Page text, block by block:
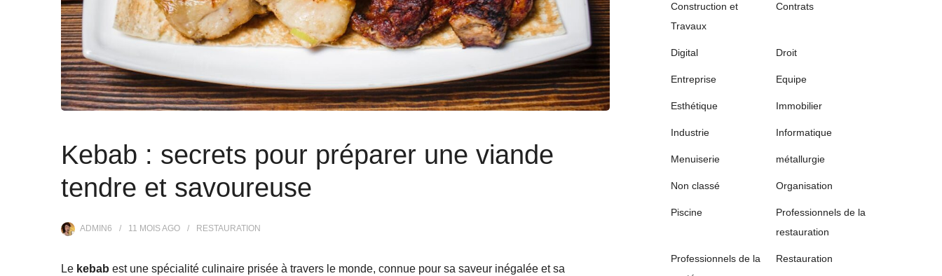
Kebab : secrets pour préparer une viande
tendre et savoureuse
ADMIN6 11 MOISAGO RESTAURATION
Le kebab est une spécialité culinaire prisée à travers le monde, connue pour sa saveur inégalée et sa
Construction et
Travaux
Contrats
Digital Droit
Entreprise Equipe
Esthétique Immobilier
Industrie Informatique
Menuiserie métallurgie
Non classé Organisation
Piscine
Professionnels de la
restauration
Professionnels de la
Restauration